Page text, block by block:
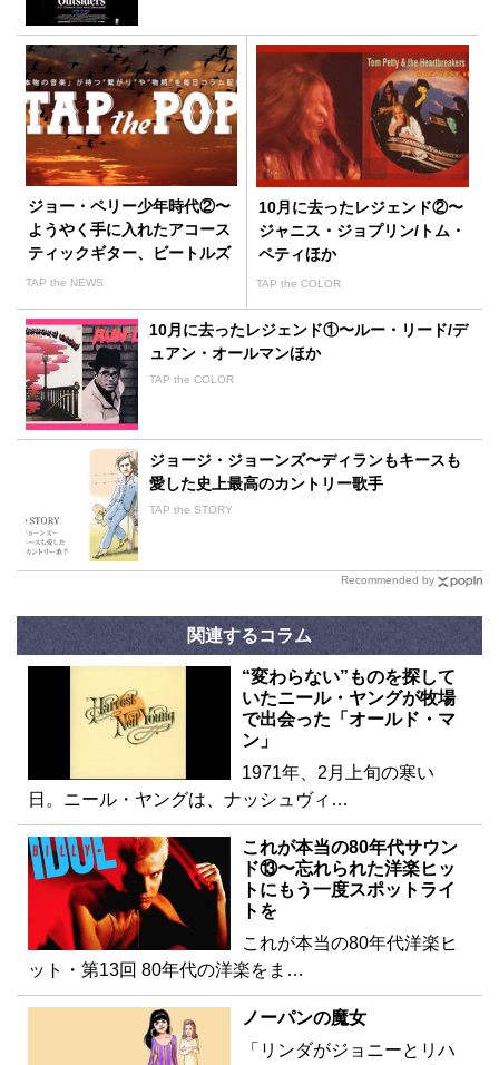
ジョー・ペリー少年時代②〜
ようやく手に入れたアコース
ティックギター、ビートルズ
の衝撃
TAP the NEWS
10月に去ったレジェンド②〜
ジャニス・ジョプリン/トム・
ペティほか
TAP the COLOR
10月に去ったレジェンド①〜ルー・リード/デ
ュアン・オールマンほか
TAP the COLOR
ジョージ・ジョーンズ〜ディランもキースも
愛した史上最高のカントリー歌手
TAP the STORY
Recommended by
関連するコラム
“変わらない”ものを探して
いたニール・ヤングが牧場
で出会った「オールド・マ
ン」
1971年、2月上旬の寒い
日。ニール・ヤングは、ナッシュヴィ…
これが本当の80年代サウン
ド⑬〜忘れられた洋楽ヒッ
トにもう一度スポットライ
トを
これが本当の80年代洋楽ヒ
ット・第13回 80年代の洋楽をま…
ノーパンの魔女
「リンダがジョニーとリハ